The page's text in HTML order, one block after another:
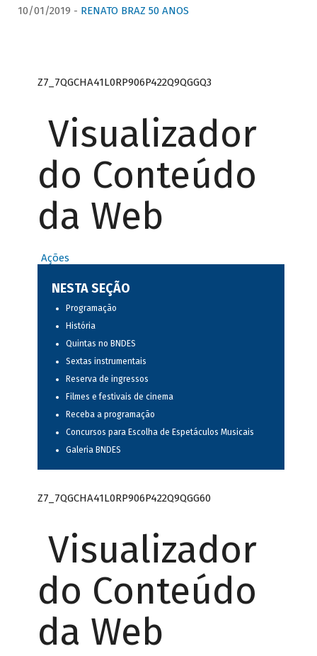
10/01/2019 - RENATO BRAZ 50 ANOS
Z7_7QGCHA41L0RP906P422Q9QGGQ3
Visualizador
do Conteúdo
da Web
Ações
NESTA SEÇÃO
Programação
História
Quintas no BNDES
Sextas instrumentais
Reserva de ingressos
Filmes e festivais de cinema
Receba a programação
Concursos para Escolha de Espetáculos Musicais
Galeria BNDES
Z7_7QGCHA41L0RP906P422Q9QGG60
Visualizador
do Conteúdo
da Web